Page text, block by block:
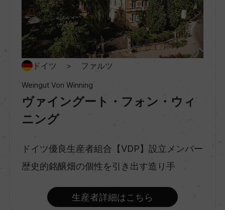
種類
スティルワイン
味わい
品種（原材料）
ドイツ ＞ ファルツ
Weingut Von Winning
ヴァイングート・フォン・ウィ
ニング
ドイツ優良生産者組合【VDP】設立メンバー
歴史的銘醸畑の個性を引き出す造り手
生産者詳細はこちら